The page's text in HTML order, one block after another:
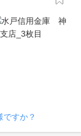
すか？